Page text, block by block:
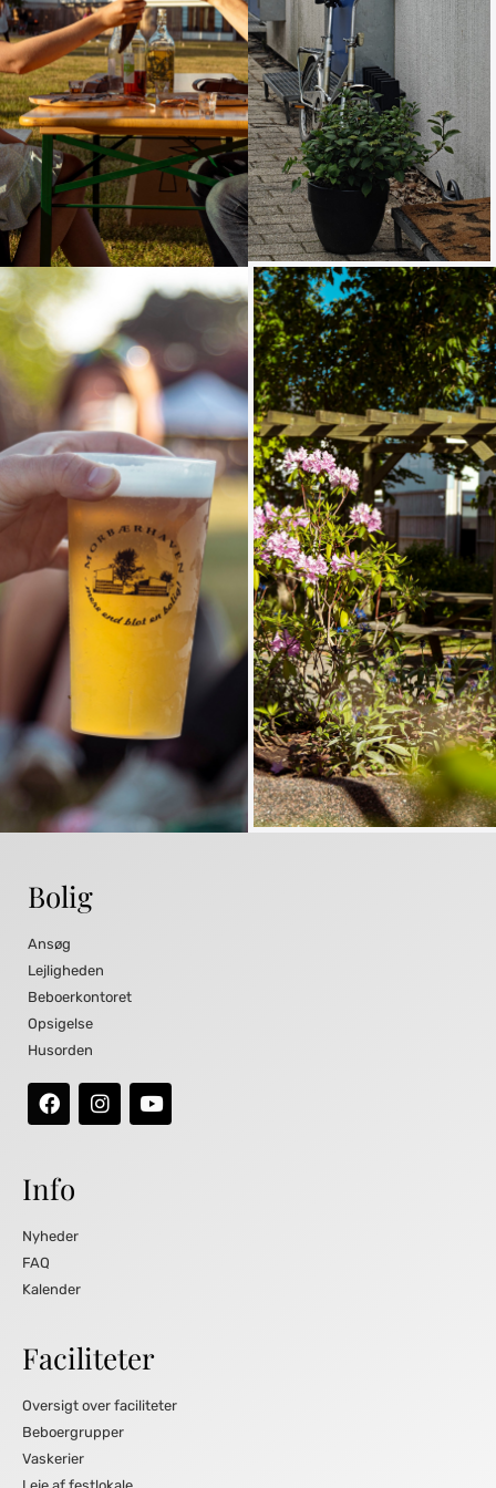
Bolig
Ansøg
Lejligheden
Beboerkontoret
Opsigelse
Husorden
Info
Nyheder
FAQ
Kalender
Faciliteter
Oversigt over faciliteter
Beboergrupper
Vaskerier